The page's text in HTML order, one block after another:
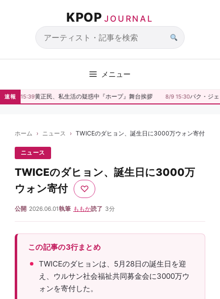
キ
ッ
KPOP JOURNAL
サ
検
索
メニュー
速報
8/9 15:39黄正民、私生活の疑惑中『ホープ』舞台挨拶 8/9 15:30パク・ジェ
ホーム ニュース TWICEのダヒョン、誕生日に3000万ウォン寄付
ニュース
TWICEのダヒョン、誕生日に3000万
ウォン寄付
♡
公開 2026.06.01執筆 ももか読了 3分
この記事の3行まとめ
TWICEのダヒョンは、5月28日の誕生日を迎
え、ウルサン社会福祉共同募金会に3000万ウ
ォンを寄付した。